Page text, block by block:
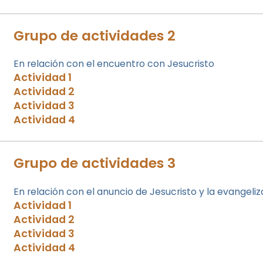
Grupo de actividades 2
En relación con el encuentro con Jesucristo
Actividad 1
Actividad 2
Actividad 3
Actividad 4
Grupo de actividades 3
En relación con el anuncio de Jesucristo y la
Actividad 1
Actividad 2
Actividad 3
Actividad 4